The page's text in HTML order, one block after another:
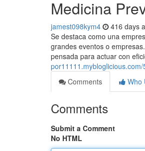
Medicina
jamest098kym4 416 days
Se destaca como una
grandes eventos o
pensada para actuar con
Comments
Who
Comments
Submit a Comment
No HTML